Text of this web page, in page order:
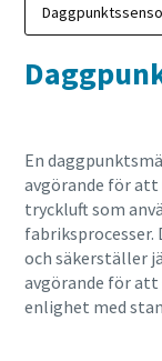
En
avgörande för
tryckluft som
fabriksprocesser.
och säkerställer
avgörande för
enlighet med